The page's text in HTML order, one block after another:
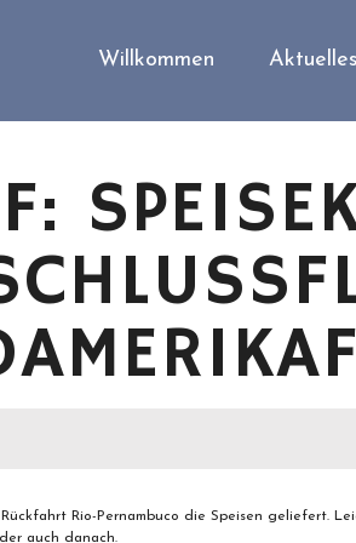
Willkommen Aktuelles
Rio-Pernambuco die Speisen geliefert.
auch danach.